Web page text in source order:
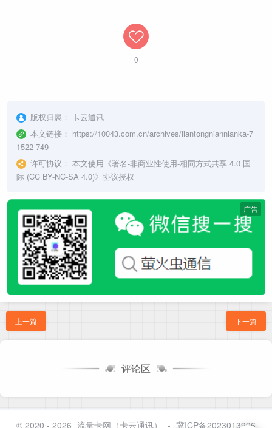
0
版权归属： 卡云通讯
本文链接： https://10043.com.cn/archives/liantongniannianka-7
1522-749
许可协议： 本文使用《署名-非商业性使用-相同方式共享 4.0 国
际 (CC BY-NC-SA 4.0)》协议授权
广告
上一篇 下一篇
评论区
© 2020 - 2026 流量卡网（卡云通讯） - 冀ICP备2023013996